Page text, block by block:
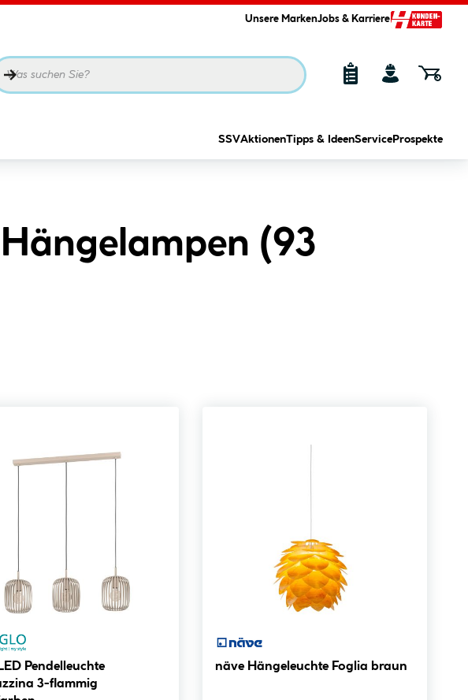
Unsere MarkenJobs & Karriere
SSVAktionenTipps & IdeenService Prospekte
(93
3-flammig
näve Hängeleuchte Foglia braun